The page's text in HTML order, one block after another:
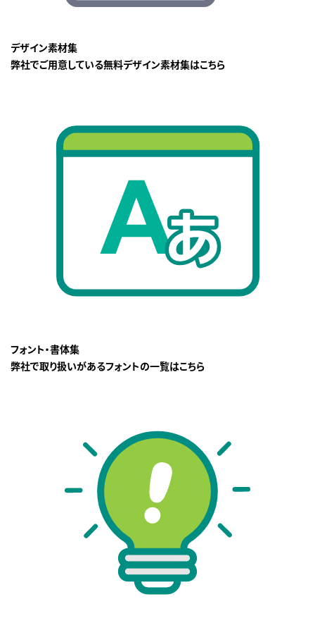
デザイン素材集
弊社でご用意している無料デザイン素材集はこちら
フォント・書体集
弊社で取り扱いがあるフォントの一覧はこちら